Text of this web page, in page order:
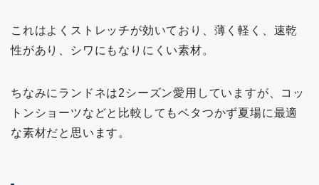
これはよくストレッチが効いており、薄く軽く、速乾
性があり、シワにもなりにくい素材。
ちなみにランドネは2シーズン愛用していますが、コッ
トンショーツなどと比較してもベタつかず夏場に最適
な素材だと思います。